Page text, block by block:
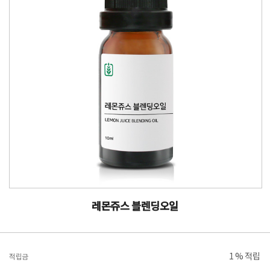
레몬쥬스 블렌딩오일
적립금 1 % 적립